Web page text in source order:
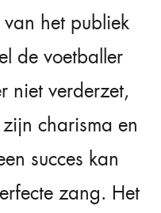
het publiek
de voetballer
niet verderzet,
charisma en
succes kan
zang. Het